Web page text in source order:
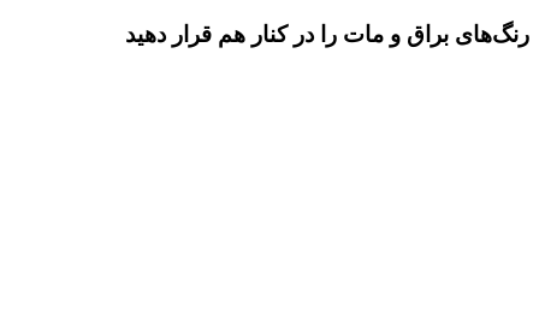
رنگ‌های براق و مات را در کنار هم قرار دهید